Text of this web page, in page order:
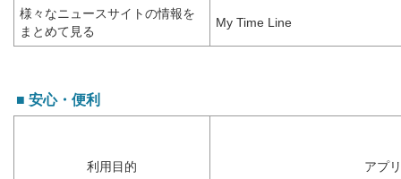
様々なニュースサイトの情報を
まとめて見る
My Time Line
■ 安心・便利
利用目的 アプ